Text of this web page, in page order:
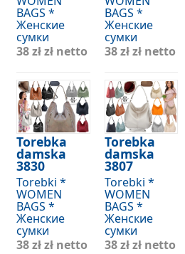
BAGS *
Женские
сумки
38 złzł netto
Torebka
damska
3830
Torebki *
WOMEN
BAGS *
Женские
сумки
38 złzł netto
BAGS *
Женские
сумки
38 złzł netto
Torebka
damska
3807
Torebki *
WOMEN
BAGS *
Женские
сумки
38 złzł netto